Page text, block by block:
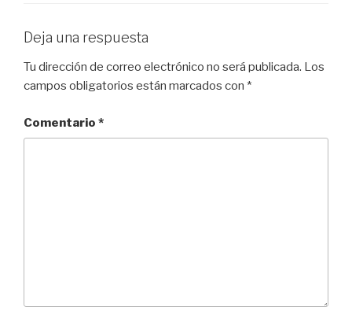
Deja una respuesta
Tu dirección de correo electrónico no será publicada. Los
campos obligatorios están marcados con *
Comentario *